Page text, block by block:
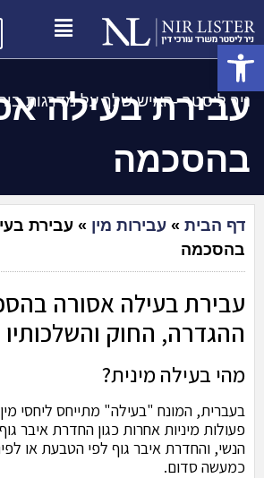
פתח סרגל נגישות
ניר ליסטר -האיש שלך על מדרגות
עבירת בעילה
בהסכמה
דף הבית » עבירות מין » עבירת
בהסכמה
עבירת בעילה אסורה
ההגדרה, החוק והשלכותיו
מהי בעילה מינית?
בעברית, המונח "בעילה" מתייחס ליחסי
פעולות מיניות אחרות כגון החדרת איבר
הנשי, והחדרת איבר גוף לפי הטבעת או
כמעשה סדום.